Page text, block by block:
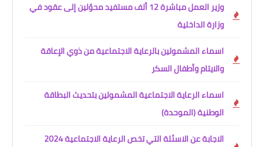
وزير العمل مباشرة 12 ألف مستفيد محوّلين إلى عقود في
وزارة الداخلية
اسماء المشمولين بالرعاية الاجتماعية من ذوي الإعاقة
والايتام وأطفال السكر
اسماء الرعاية الاجتماعية المشمولين بتحديث البطاقة
الوطنية (الموحدة)
الاجابة عن الاسئلة التي تخص الرعاية الاجتماعية 2024